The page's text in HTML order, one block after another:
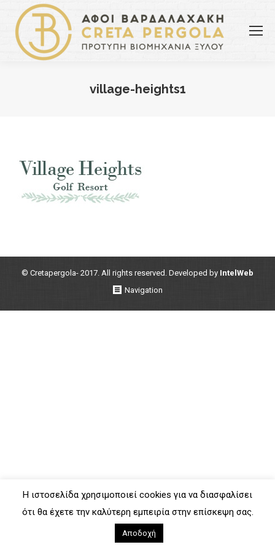
village-heights1
© Cretapergola- 2017. All rights reserved. Developed by IntelWeb
Navigation
Η ιστοσελίδα χρησιμοποιεί cookies για να διασφαλίσει
ότι θα έχετε την καλύτερη εμπειρία στην επίσκεψη σας.
Αποδοχή